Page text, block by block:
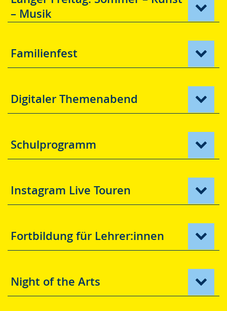
– Musik
Familienfest
Digitaler Themenabend
Schulprogramm
Instagram Live Touren
Fortbildung für Lehrer:innen
Night of the Arts